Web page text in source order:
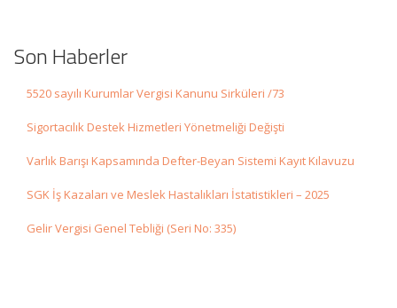
Son Haberler
5520 sayılı Kurumlar Vergisi Kanunu Sirküleri /73
Sigortacılık Destek Hizmetleri Yönetmeliği Değişti
Varlık Barışı Kapsamında Defter-Beyan Sistemi Kayıt Kılavuzu
SGK İş Kazaları ve Meslek Hastalıkları İstatistikleri – 2025
Gelir Vergisi Genel Tebliği (Seri No: 335)